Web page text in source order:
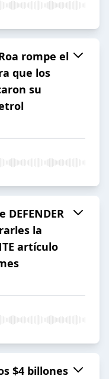
rompe el
que los
su
DEFENDER
la
artículo
$4 billones